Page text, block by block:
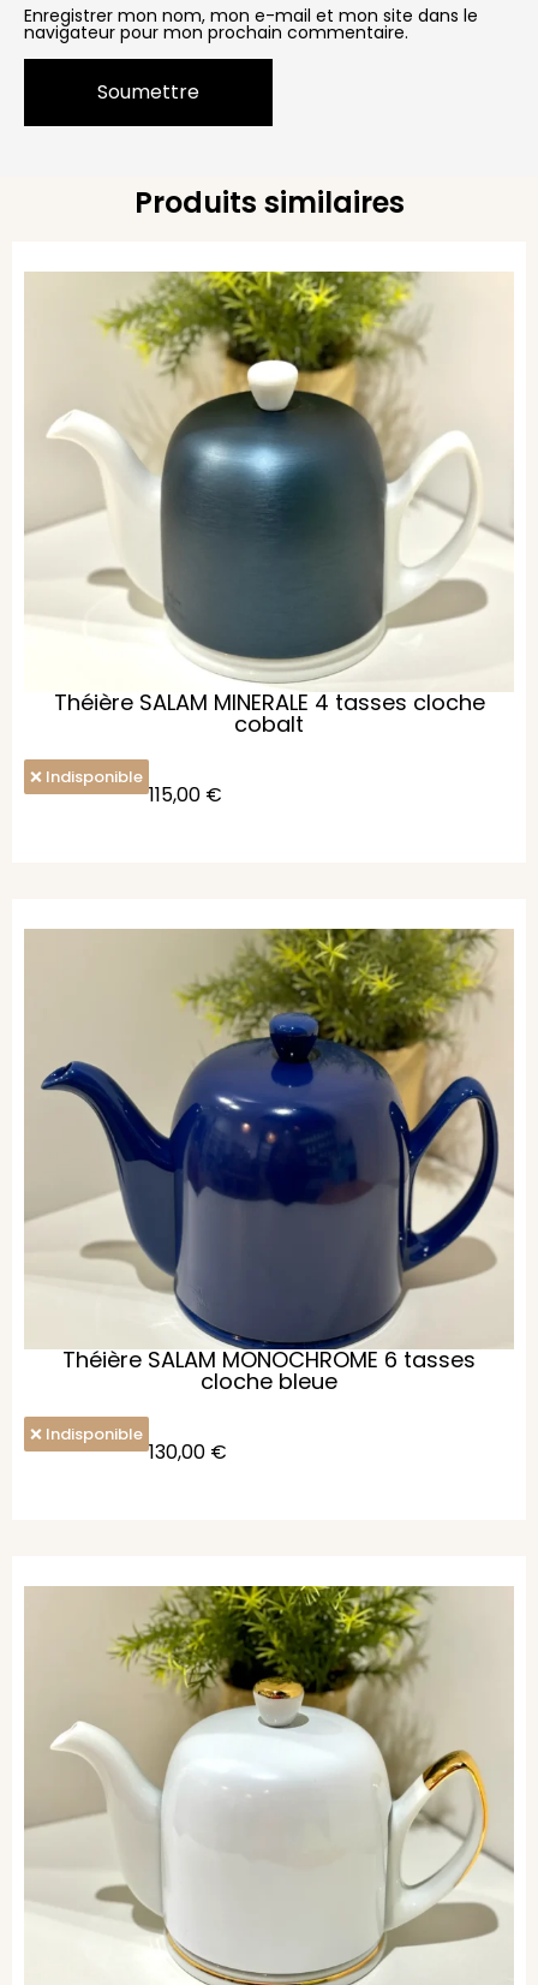
Enregistrer mon nom, mon e-mail et mon site dans le
navigateur pour mon prochain commentaire.
Produits similaires
Théière SALAM MINERALE 4 tasses cloche
cobalt
Indisponible
115,00 €
Théière SALAM MONOCHROME 6 tasses
cloche bleue
Indisponible
130,00 €